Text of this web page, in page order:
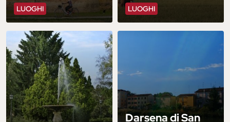
LUOGHI LUOGHI
Darsena di San